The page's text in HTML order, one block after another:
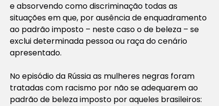
e absorvendo como discriminação todas as
situações em que, por ausência de enquadramento
ao padrão imposto – neste caso o de beleza – se
exclui determinada pessoa ou raça do cenário
apresentado.
No episódio da Rússia as mulheres negras foram
tratadas com racismo por não se adequarem ao
padrão de beleza imposto por aqueles brasileiros: